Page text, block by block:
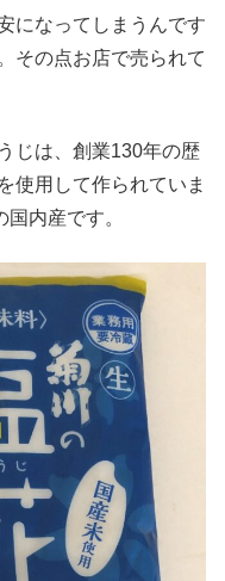
になってしまうんです
その点お店で売られて
じは、創業130年の歴
使用して作られていま
内産です。